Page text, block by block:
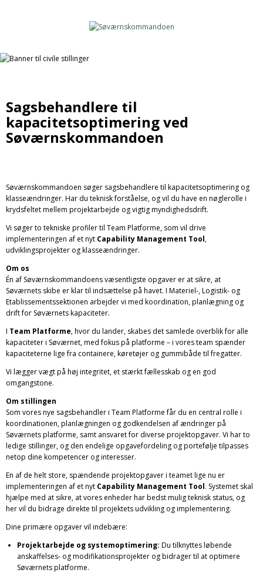
Sagsbehandlere til
kapacitetsoptimering ved
Søværnskommandoen
Søværnskommandoen søger sagsbehandlere til kapacitetsoptimering og
klasseændringer. Har du teknisk forståelse, og vil du have en nøglerolle i
krydsfeltet mellem projektarbejde og vigtig myndighedsdrift.
Vi søger to tekniske profiler til Team Platforme, som vil drive
implementeringen af et nyt Capability Management Tool,
udviklingsprojekter og klasseændringer.
Om os
Én af Søværnskommandoens væsentligste opgaver er at sikre, at
Søværnets skibe er klar til indsættelse på havet. I Materiel-, Logistik- og
Etablissementssektionen arbejder vi med koordination, planlægning og
drift for Søværnets kapaciteter.
I Team Platforme, hvor du lander, skabes det samlede overblik for alle
kapaciteter i Søværnet, med fokus på platforme – i vores team spænder
kapaciteterne lige fra containere, køretøjer og gummibåde til fregatter.
Vi lægger vægt på høj integritet, et stærkt fællesskab og en god
omgangstone.
Om stillingen
Som vores nye sagsbehandler i Team Platforme får du en central rolle i
koordinationen, planlægningen og godkendelsen af ændringer på
Søværnets platforme, samt ansvaret for diverse projektopgaver. Vi har to
ledige stillinger, og den endelige opgavefordeling og portefølje tilpasses
netop dine kompetencer og interesser.
En af de helt store, spændende projektopgaver i teamet lige nu er
implementeringen af et nyt Capability Management Tool. Systemet skal
hjælpe med at sikre, at vores enheder har bedst mulig teknisk status, og
her vil du bidrage direkte til projektets udvikling og implementering.
Dine primære opgaver vil indebære:
Projektarbejde og systemoptimering: Du tilknyttes løbende
anskaffelses- og modifikationsprojekter og bidrager til at optimere
Søværnets platforme.